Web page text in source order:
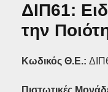
ΔΙΠ61:
την
Κωδικός Θ.Ε.: